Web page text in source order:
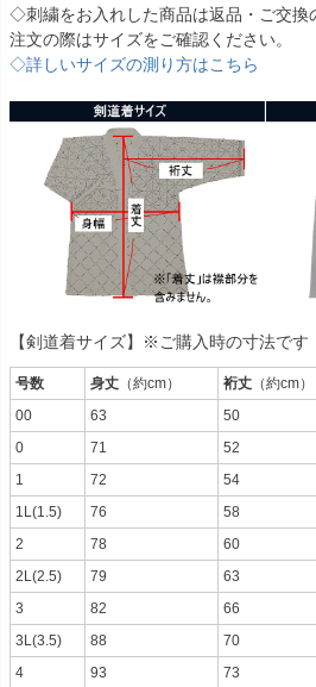
◇刺繍をお入れした商品は返品・ご交換
注文の際はサイズをご確認ください。
◇詳しいサイズの測り方はこちら
【剣道着サイズ】※ご購入時の寸法です
号数 身丈 （約cm） 裄丈 （約cm）
00
63 50
0
71 52
1
72 54
1L(1.5)
76 58
2
78 60
2L(2.5)
79 63
3
82 66
3L(3.5)
88 70
4
93 73